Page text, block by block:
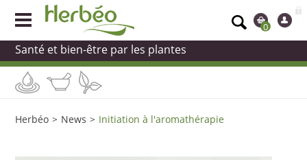
0
Santé et bien-être par les plantes
Herbéo > News > Initiation à l'aromathérapie